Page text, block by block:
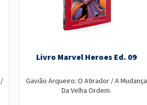
Livro Marvel Heroes Ed. 09
Gavião Arqueiro: O Atirador / A Mudança
Da Velha Ordem.